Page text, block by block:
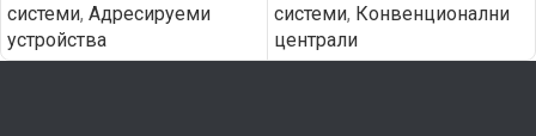
системи, Адресируеми
устройства
системи, Конвенционални
централи